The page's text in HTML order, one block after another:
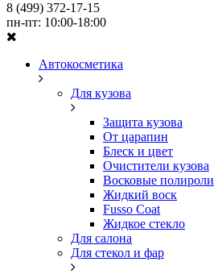
8 (499) 372-17-15
пн-пт: 10:00-18:00
Автокосметика
Для кузова
Защита кузова
От царапин
Блеск и цвет
Очистители кузова
Восковые полироли
Жидкий воск
Fusso Coat
Жидкое стекло
Для салона
Для стекол и фар